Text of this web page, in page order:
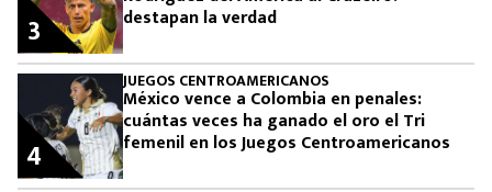
destapan la verdad
3
JUEGOS CENTROAMERICANOS
México vence a Colombia en penales:
cuántas veces ha ganado el oro el Tri
femenil en los Juegos Centroamericanos
4